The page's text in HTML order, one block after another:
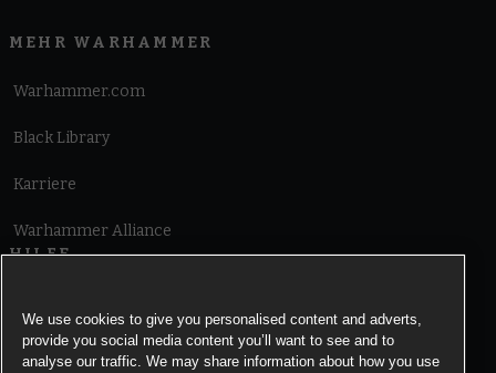
MEHR WARHAMMER
Warhammer.com
Black Library
Karriere
Warhammer Alliance
HILFE
Informationen zu Cookies
We use cookies to give you personalised content and adverts,
provide you social media content you’ll want to see and to
analyse our traffic. We may share information about how you use